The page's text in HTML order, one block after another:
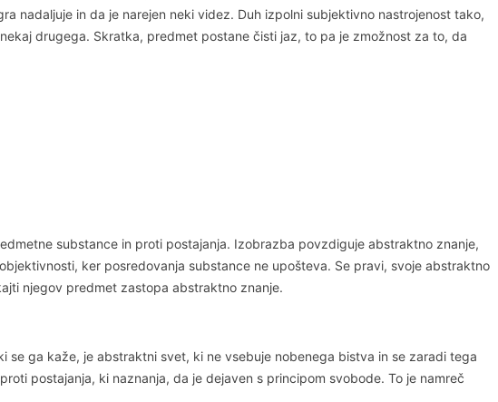
nadaljuje in da je narejen neki videz. Duh izpolni subjektivno nastrojenost tako,
drugega. Skratka, predmet postane čisti jaz, to pa je zmožnost za to, da
substance in proti postajanja. Izobrazba povzdiguje abstraktno znanje,
ker posredovanja substance ne upošteva. Se pravi, svoje abstraktno
njegov predmet zastopa abstraktno znanje.
ga kaže, je abstraktni svet, ki ne vsebuje nobenega bistva in se zaradi tega
postajanja, ki naznanja, da je dejaven s principom svobode. To je namreč